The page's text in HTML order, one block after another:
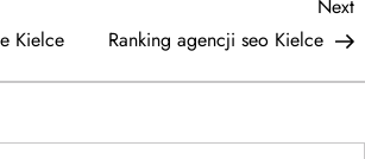
Kielce
Next
Ranking agencji seo Kielce